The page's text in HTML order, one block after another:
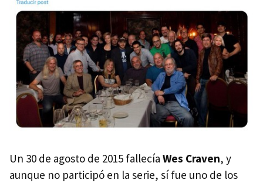
Un 30 de agosto de 2015 fallecía Wes Craven, y
aunque no participó en la serie, sí fue uno de los